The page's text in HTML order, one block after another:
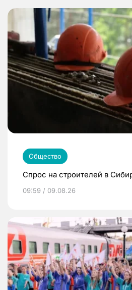
Общество
Спрос на строителей в
09:59 / 09.08.26